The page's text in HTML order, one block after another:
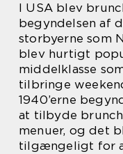
I USA blev
begyndelsen af
storbyerne som
blev hurtigt
middelklasse
tilbringe
1940’erne
at tilbyde
menuer, og det
tilgængeligt for